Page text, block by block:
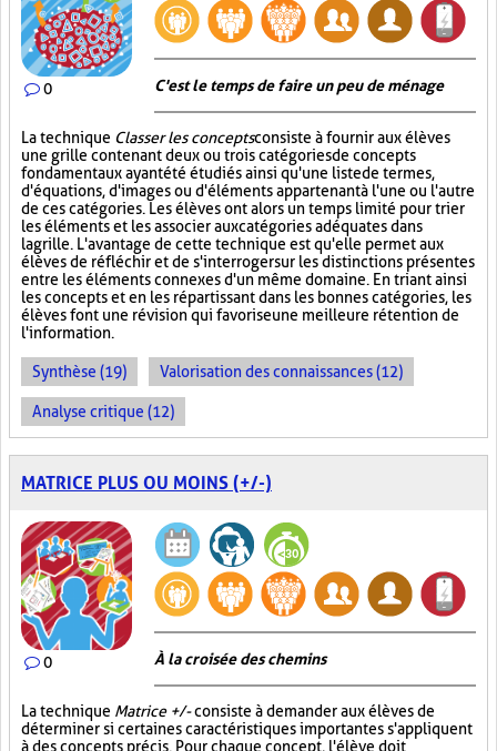
0 C'est le temps de faire un peu de ménage
La technique Classer les conceptsconsiste à fournir aux élèves
une grille contenant deux ou trois catégories de concepts
fondamentaux ayant été étudiés ainsi qu'une liste de termes,
d'équations, d'images ou d'éléments appartenant à l'une ou l'autre
de ces catégories. Les élèves ont alors un temps limité pour trier
les éléments et les associer aux catégories adéquates dans
la grille. L'avantage de cette technique est qu'elle permet aux
élèves de réfléchir et de s'interroger sur les distinctions présentes
entre les éléments connexes d'un même domaine. En triant ainsi
les concepts et en les répartissant dans les bonnes catégories, les
élèves font une révision qui favorise une meilleure rétention de
l'information.
Synthèse (19) Valorisation des connaissances (12)
Analyse critique (12)
MATRICE PLUS OU MOINS (+/-)
0 À la croisée des chemins
La technique Matrice +/-consiste à demander aux élèves de
déterminer si certaines caractéristiques importantes s'appliquent
à des concepts précis. Pour chaque concept, l'élève doit